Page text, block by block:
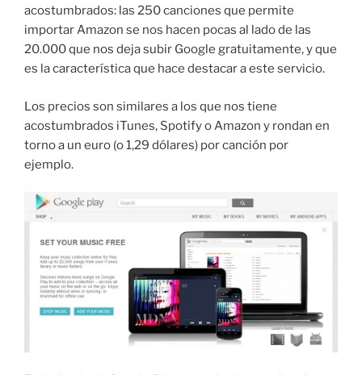
acostumbrados: las 250 canciones que permite
importar Amazon se nos hacen pocas al lado de las
20.000 que nos deja subir Google gratuitamente, y que
es la característica que hace destacar a este servicio.
Los precios son similares a los que nos tiene
acostumbrados iTunes, Spotify o Amazon y rondan en
torno a un euro (o 1,29 dólares) por canción por
ejemplo.